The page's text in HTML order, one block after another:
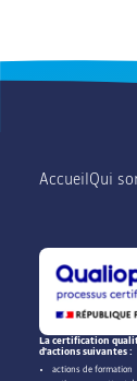
Accueil Qui
La certification
d'actions suivantes :
actions de formation